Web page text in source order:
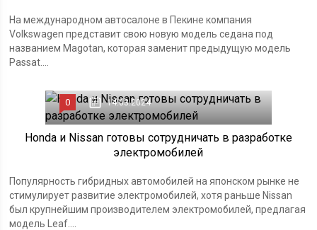
На международном автосалоне в Пекине компания
Volkswagen представит свою новую модель седана под
названием Magotan, которая заменит предыдущую модель
Passat....
0 14.03.2024
Honda и Nissan готовы сотрудничать в разработке
электромобилей
Популярность гибридных автомобилей на японском рынке не
стимулирует развитие электромобилей, хотя раньше Nissan
был крупнейшим производителем электромобилей, предлагая
модель Leaf....